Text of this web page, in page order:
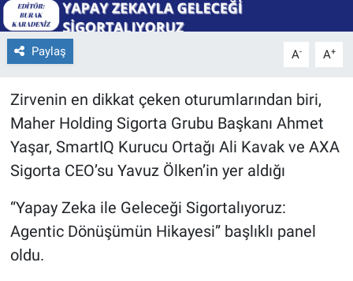
Paylaş A- A+
Zirvenin en dikkat çeken oturumlarından biri,
Maher Holding Sigorta Grubu Başkanı Ahmet
Yaşar, SmartIQ Kurucu Ortağı Ali Kavak ve AXA
Sigorta CEO’su Yavuz Ölken’in yer aldığı
“Yapay Zeka ile Geleceği Sigortalıyoruz:
Agentic Dönüşümün Hikayesi” başlıklı panel
oldu.